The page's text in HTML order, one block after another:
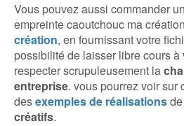
Vous pouvez aussi commander
empreinte caoutchouc ma
création, en fournissant votre
possibilité de laisser libre cours à
respecter scrupuleusement la
entreprise. vous pourrez voir sur
desexemples de réalisations
créatifs.